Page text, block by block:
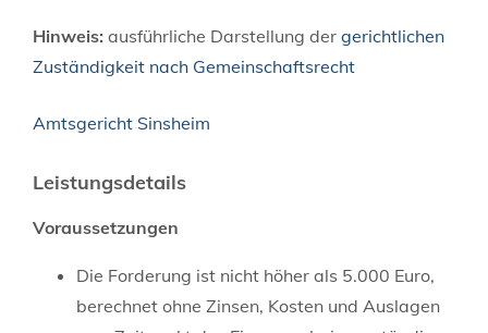
Hinweis: ausführliche Darstellung der gerichtlichen
Zuständigkeit nach Gemeinschaftsrecht
Amtsgericht Sinsheim
Leistungsdetails
Voraussetzungen
Die Forderung ist nicht höher als 5.000 Euro,
berechnet ohne Zinsen, Kosten und Auslagen